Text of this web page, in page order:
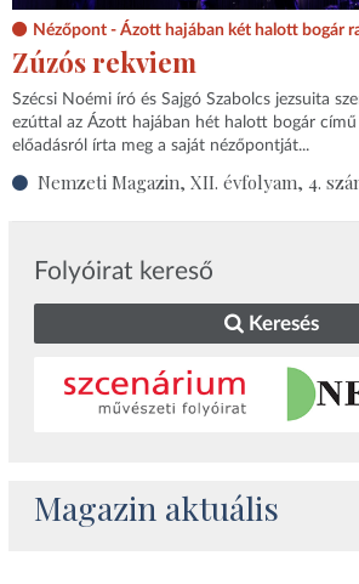
Nézőpont - Ázott hajában két halott bogár
Zúzós rekviem
Szécsi Noémi író és Sajgó Szabolcs jezsuita
ezúttal az Ázott hajában hét halott bogár című
előadásról írta meg a saját nézőpontját...
Nemzeti Magazin, XII. évfolyam, 4.
Folyóirat kereső
Keresés
Magazin aktuális